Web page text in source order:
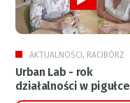
AKTUALNOŚCI, RACIBÓRZ
Urban Lab - rok
działalności w pigułce